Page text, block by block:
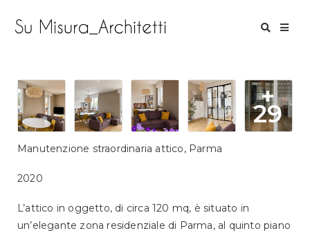
×
Home
Projects
×
+
29
Manutenzione straordinaria attico, Parma
2020
L’attico in oggetto, di circa 120 mq, è situato in
un’elegante zona residenziale di Parma, al quinto piano